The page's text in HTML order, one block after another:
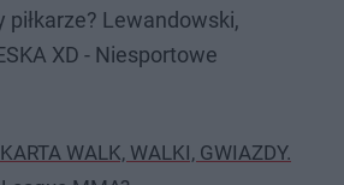
piłkarze? Lewandowski,
XD - Niesportowe
WALK, WALKI, GWIAZDY.